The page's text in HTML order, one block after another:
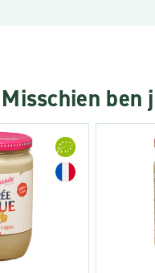
Misschien ben